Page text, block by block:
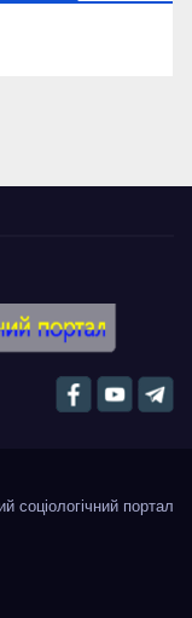
соціологічний портал